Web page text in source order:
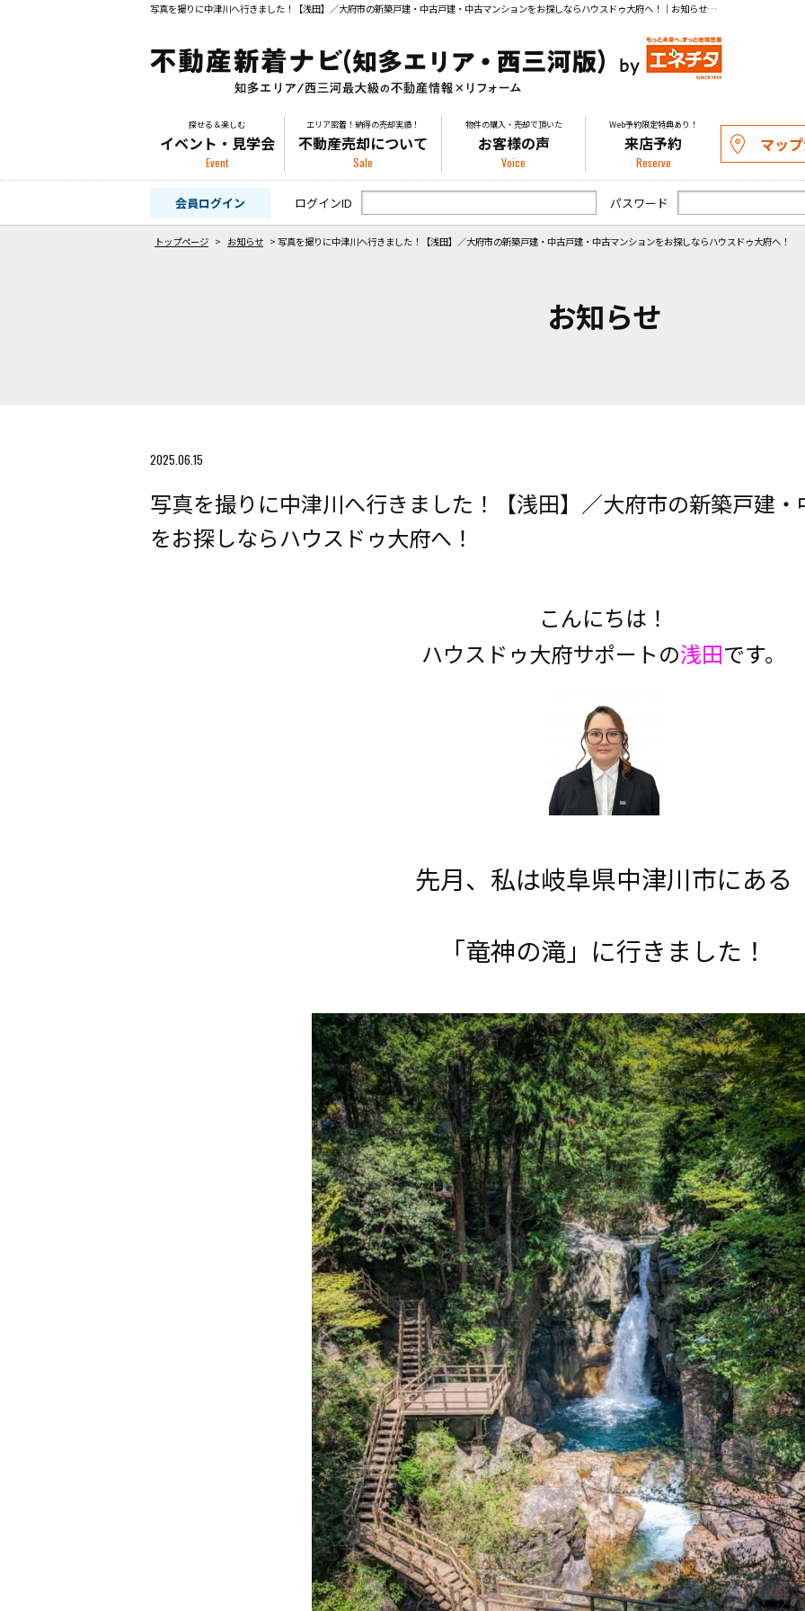
写真を撮りに中津川へ行きました！【浅田】／大府市の新築戸建・中古戸建・中古マンションをお探しならハウスドゥ大府へ！｜お知らせ｜知多の物件探し・購入や不動産の売却相談はお気軽にお問い合わせください。
探せる＆楽しむ
イベント・見学会
Event
エリア密着！納得の売却実績！
不動産売却について
Sale
物件の購入・売却で頂いた
お客様の声
Voice
Web予約限定特典あり！
来店予約
Reserve
マッ
会員ログイン
ログインID パスワード
トップページ > お知らせ > 写真を撮りに中津川へ行きました！【浅田】／大府市の新築戸建・中古戸建・中古マンションをお探しならハウスドゥ大府へ！
お知らせ
2025.06.15
写真を撮りに中津川へ行きました！【浅田】／大府市の新築戸建
をお探しならハウスドゥ大府へ！
こんにちは！
ハウスドゥ大府サポートの浅田です。
先月、私は岐阜県中津川市にある
「竜神の滝」に行きました！